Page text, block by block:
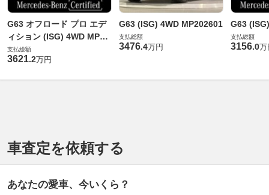
G63 オフロード プロ エデ
ィション (ISG) 4WD MP20
2601
支払総額
3621.2万円
G63 (ISG) 4WD MP202601
支払総額
3476.4万円
G63
支払総額
3156.0万
車査定を依頼する
あなたの愛車、今いくら？